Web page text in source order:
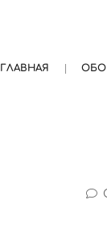
ГЛАВНАЯ